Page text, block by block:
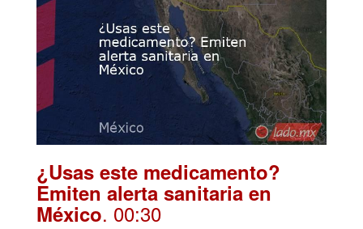
¿Usas este medicamento?
Emiten alerta sanitaria en
México. 00:30